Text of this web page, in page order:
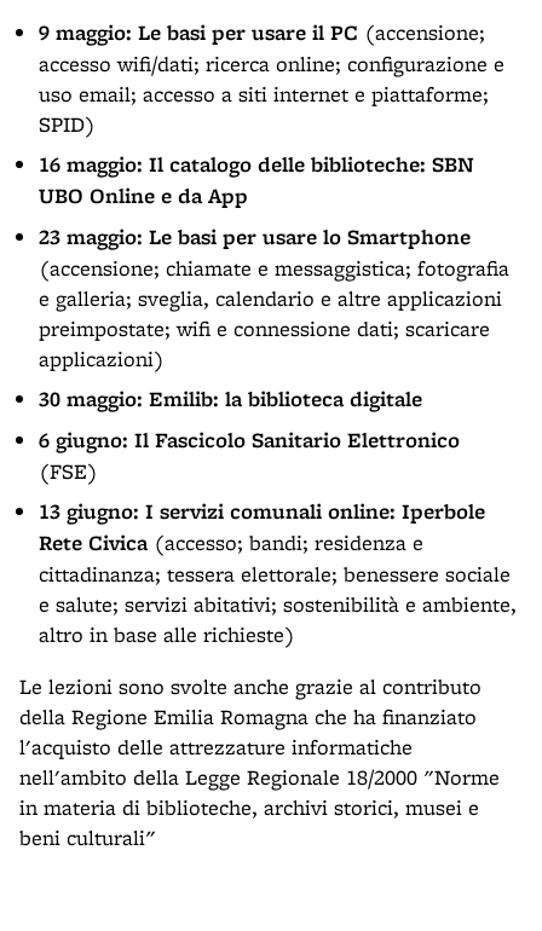
9 maggio: Le basi per usare il PC (accensione;
accesso wifi/dati; ricerca online; configurazione e
uso email; accesso a siti internet e piattaforme;
SPID)
16 maggio: Il catalogo delle biblioteche: SBN
UBO Online e da App
23 maggio: Le basi per usare lo Smartphone
(accensione; chiamate e messaggistica; fotografia
e galleria; sveglia, calendario e altre applicazioni
preimpostate; wifi e connessione dati; scaricare
applicazioni)
30 maggio: Emilib: la biblioteca digitale
6 giugno: Il Fascicolo Sanitario Elettronico
(FSE)
13 giugno: I servizi comunali online: Iperbole
Rete Civica(accesso; bandi; residenza e
cittadinanza; tessera elettorale; benessere sociale
e salute; servizi abitativi; sostenibilità e ambiente,
altro in base alle richieste)
Le lezioni sono svolte anche grazie al contributo
della Regione Emilia Romagna che ha finanziato
l'acquisto delle attrezzature informatiche
nell'ambito della Legge Regionale 18/2000 "Norme
in materia di biblioteche, archivi storici, musei e
beni culturali"